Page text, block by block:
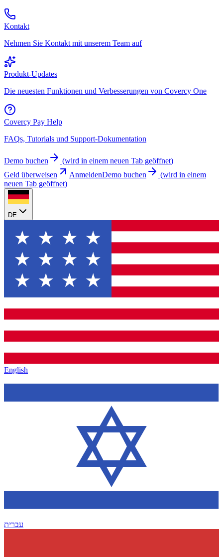
Kontakt
Nehmen Sie Kontakt mit unserem Team auf
Produkt-Updates
Die neuesten Funktionen und Verbesserungen von Covercy One
Covercy Pay Help
FAQs, Tutorials und Support-Dokumentation
Demo buchen (wird in einem neuen Tab geöffnet)
Geld überweisen
AnmeldenDemo buchen (wird in einem
neuen Tab geöffnet)
DE
English
עברית